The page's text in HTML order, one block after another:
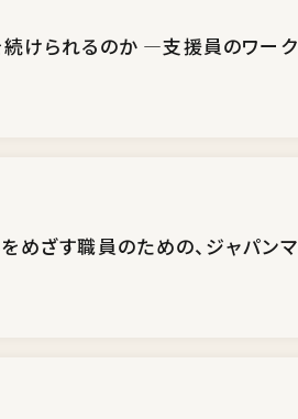
けられるのか ―支援員のワーク
めざす職員のための、ジャパンマ